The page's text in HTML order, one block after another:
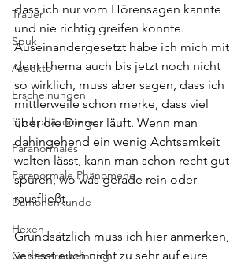
Trauer
Spuk
Aspekte
Erscheinungen
Spukphänomene
Paranormales
Paranormale Phänomene
Dämonenkunde
Hexen
Geistererscheinung
dass ich nur vom Hörensagen kannte
und nie richtig greifen konnte.
Auseinandergesetzt habe ich mich mit
dem Thema auch bis jetzt noch nicht
so wirklich, muss aber sagen, dass ich
mittlerweile schon merke, dass viel
über die Dinger läuft. Wenn man
dahingehend ein wenig Achtsamkeit
walten lässt, kann man schon recht gut
spüren, wo was gerade rein oder
rausfließt.
Grundsätzlich muss ich hier anmerken,
verlasst euch nicht zu sehr auf eure